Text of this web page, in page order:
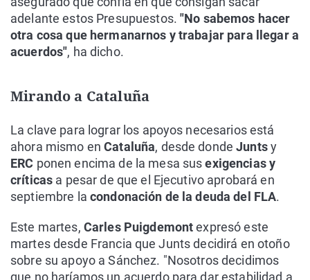
adelante estos Presupuestos."No sabemos hacer
otra cosa que hermanarnos y trabajar para llegar a
acuerdos", ha dicho.
Mirando a Cataluña
La clave para lograr los apoyos necesarios está
ahora mismo enCataluña, desde dondeJuntsy
ERC ponen encima de la mesa susexigencias y
críticas a pesar de que el Ejecutivo aprobará en
septiembre la condonación de la deuda del FLA.
Este martes, Carles Puigdemontexpresó este
martes desde Francia que Junts decidirá en otoño
sobre su apoyo a Sánchez. "Nosotros decidimos
que no haríamos un acuerdo para dar estabilidad a